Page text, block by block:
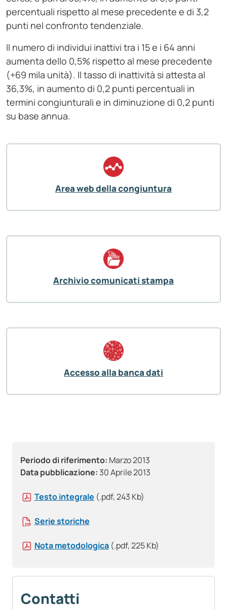
Periodo di riferimento: Marzo 2013
Data pubblicazione: 30 Aprile 2013
Testo integrale (.pdf, 243 Kb)
Serie storiche
Nota metodologica (.pdf, 225 Kb)
Contatti
percentuali rispetto al mese precedente e di 3,2
punti nel confronto tendenziale.
Il numero di individui inattivi tra i 15 e i 64 anni
aumenta dello 0,5% rispetto al mese precedente
(+69 mila unità). Il tasso di inattività si attesta al
36,3%, in aumento di 0,2 punti percentuali in
termini congiunturali e in diminuzione di 0,2 punti
su base annua.
Area web della congiuntura
Archivio comunicati stampa
Accesso alla banca dati